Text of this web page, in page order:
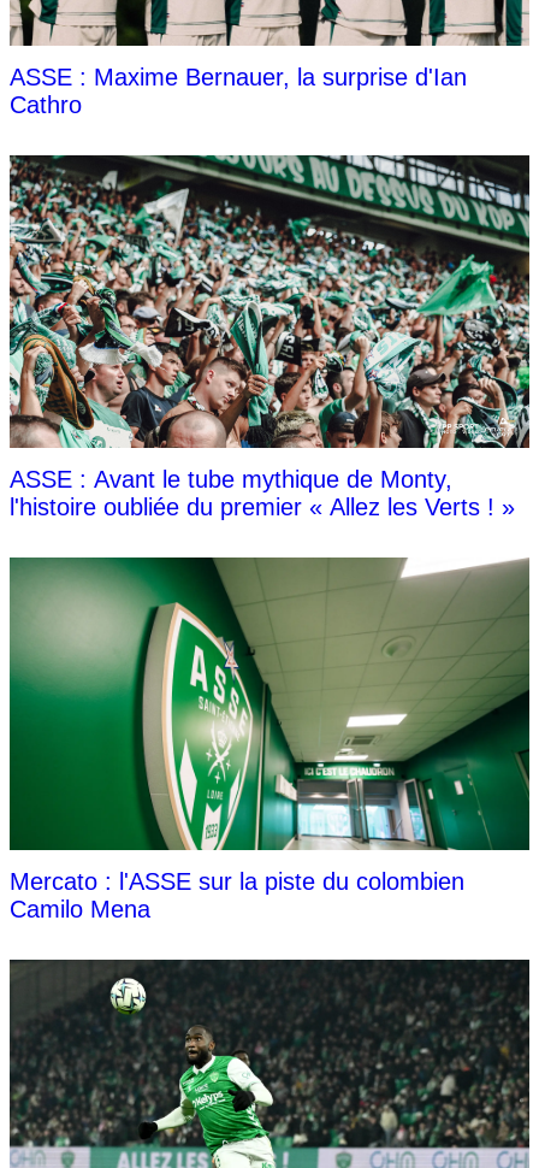
ASSE : Maxime Bernauer, la surprise d'Ian
Cathro
ASSE : Avant le tube mythique de Monty,
l'histoire oubliée du premier « Allez les Verts ! »
Mercato : l'ASSE sur la piste du colombien
Camilo Mena